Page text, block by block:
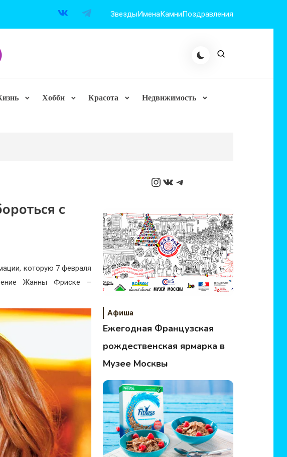
ЗвездыИменаКамниПоздравления
Хобби Красота Недвижимость
с
которую 7 февраля
Жанны Фриске –
Instagram
ВКонтакте
Telegram
Афиша
Ежегодная Французская
рождественская ярмарка в
Музее Москвы